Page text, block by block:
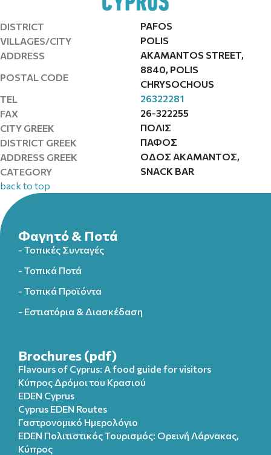
DISTRICT
PAFOS
VILLAGES/CITY
POLIS
ADDRESS
AKAMANTOS STREET,
POSTAL CODE
8840, POLIS
CHRYSOCHOUS
TEL
26322281
FAX
26-322255
CITY GREEK
ΠΟΛΙΣ
DISTRICT GREEK
ΠΑΦΟΣ
ADDRESS GREEK
ΟΔΟΣ ΑΚΑΜΑΝΤΟΣ,
CATEGORY
SNACK BAR
back to top
Φαγητό & Ποτά
- Τοπικές Συνταγές
- Τοπικά Ποτά
- Τοπικά Προϊόντα
- Εστιατόρια & Διασκέδαση
Brochures (pdf)
Flavours of Cyprus: A food guide for visitors
Κύπρος Δρόμοι του Κρασιού
EDEN Cyprus
Cyprus EDEN Routes
Γαστρονομικό Ημερολόγιο
EDEN Πολιτιστικός Τουρισμός: Ορεινή Λάρνακας,
Κύπρος